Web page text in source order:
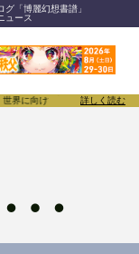
グ「博麗幻想書譜」
ュース
に向けて誇らしく発信する
詳しく読む